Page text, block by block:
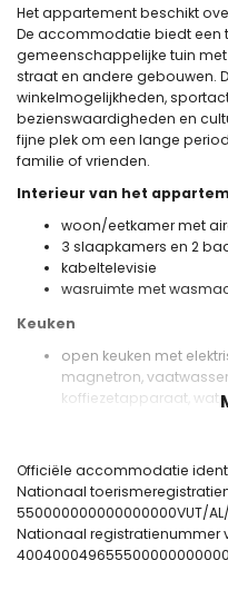
Het appartement beschikt
De accommodatie biedt een
gemeenschappelijke tuin
straat en andere gebouwen.
winkelmogelijkheden,
bezienswaardigheden en
fijne plek om een lange
familie of vrienden.
Interieur van het
woon/eetkamer met
3 slaapkamers en 2
kabeltelevisie
wasruimte met
Keuken
open keuken met
magnetron,
koffiezetapparaat,
slaapkamer met
160 cm)
2 slaapkamers met
eenpersoonsbedden
en-suite badkamer met
Officiële accommodatie
Nationaal
550000000000000000VUT/AL/
Nationaal registratienummer